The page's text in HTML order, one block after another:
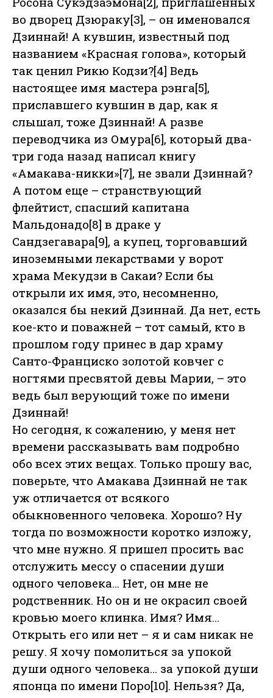
во дворец Дзюраку[3], – он именовался
Дзиннай! А кувшин, известный под
названием «Красная голова», который
так ценил Рикю Кодзи?[4] Ведь
настоящее имя мастера рэнга[5],
приславшего кувшин в дар, как я
слышал, тоже Дзиннай! А разве
переводчика из Омура[6], который два-
три года назад написал книгу
«Амакава-никки»[7], не звали Дзиннай?
А потом еще – странствующий
флейтист, спасший капитана
Мальдонадо[8] в драке у
Сандзегавара[9], а купец, торговавший
иноземными лекарствами у ворот
храма Мекудзи в Сакаи? Если бы
открыли их имя, это, несомненно,
оказался бы некий Дзиннай. Да нет, есть
кое-кто и поважней – тот самый, кто в
прошлом году принес в дар храму
Санто-Франциско золотой ковчег с
ногтями пресвятой девы Марии, – это
ведь был верующий тоже по имени
Дзиннай!
Но сегодня, к сожалению, у меня нет
времени рассказывать вам подробно
обо всех этих вещах. Только прошу вас,
поверьте, что Амакава Дзиннай не так
уж отличается от всякого
обыкновенного человека. Хорошо? Ну
тогда по возможности коротко изложу,
что мне нужно. Я пришел просить вас
отслужить мессу о спасении души
одного человека… Нет, он мне не
родственник. Но он и не окрасил своей
кровью моего клинка. Имя? Имя…
Открыть его или нет – я и сам никак не
решу. Я хочу помолиться за упокой
души одного человека… за упокой души
японца по имени Поро[10]. Нельзя? Да,